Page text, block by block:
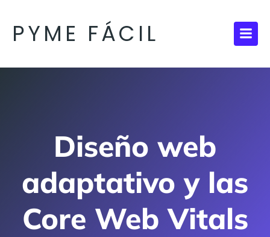
contenido
PYME FÁCIL
Diseño web
adaptativo y las
Core Web Vitals